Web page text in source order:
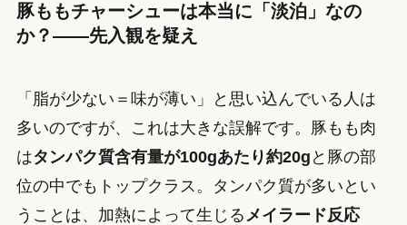
豚ももチャーシューは本当に「淡泊」なの
か？——先入観を疑え
「脂が少ない＝味が薄い」と思い込んでいる人は
多いのですが、これは大きな誤解です。豚もも肉
はタンパク質含有量が100gあたり約20g と豚の部
位の中でもトップクラス。タンパク質が多いとい
うことは、加熱によって生じる メイラード反応